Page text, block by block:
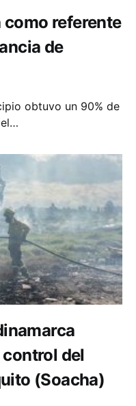
como referente
de
obtuvo un 90% de
del
(Soacha)